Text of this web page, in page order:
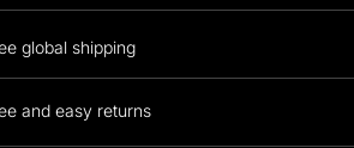
global shipping
and easy returns